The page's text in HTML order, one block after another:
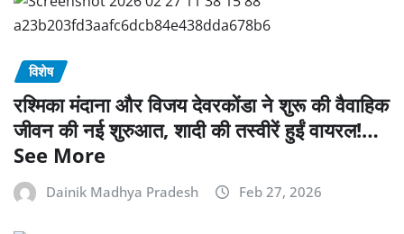
विशेष
रश्मिका मंदाना और विजय देवरकोंडा ने शुरू की वैवाहिक
जीवन की नई शुरुआत, शादी की तस्वीरें हुईं वायरल!…
See More
Dainik Madhya Pradesh Feb 27, 2026